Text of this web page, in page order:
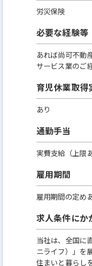
労災保険
必要な経験等
あれば尚可不動
サービス業のご
育児休業取得
あり
通勤手当
実費支給（上限
雇用期間
雇用期間の定め
求人条件にか
当社は、全国に
ニライフ）」を
住まいと暮らし